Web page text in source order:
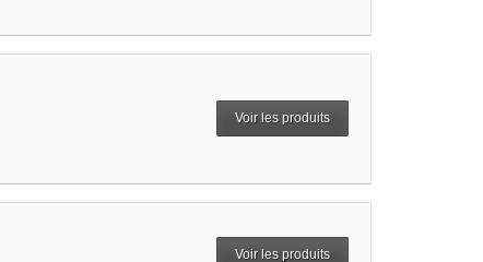
Voir les produits
Voir les produits